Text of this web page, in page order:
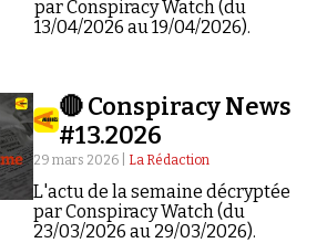
par Conspiracy Watch (du
13/04/2026 au 19/04/2026).
🔴 Conspiracy News
#13.2026
29 mars 2026 | La Rédaction
L'actu de la semaine décryptée
par Conspiracy Watch (du
23/03/2026 au 29/03/2026).